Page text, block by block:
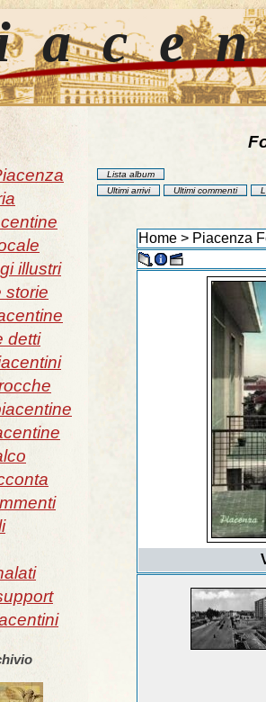
illustri
storie
detti
Lista album
Ultimi arrivi
Ultimi commenti
Home> Piacenza